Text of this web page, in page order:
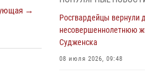
→
Генерал-полковник
специалистов
подразделений
профессиональным
07 августа 2026, 05:32
Росгвардейцы вернули
несовершеннолетнюю
Судженска
08 июля 2026, 09:48